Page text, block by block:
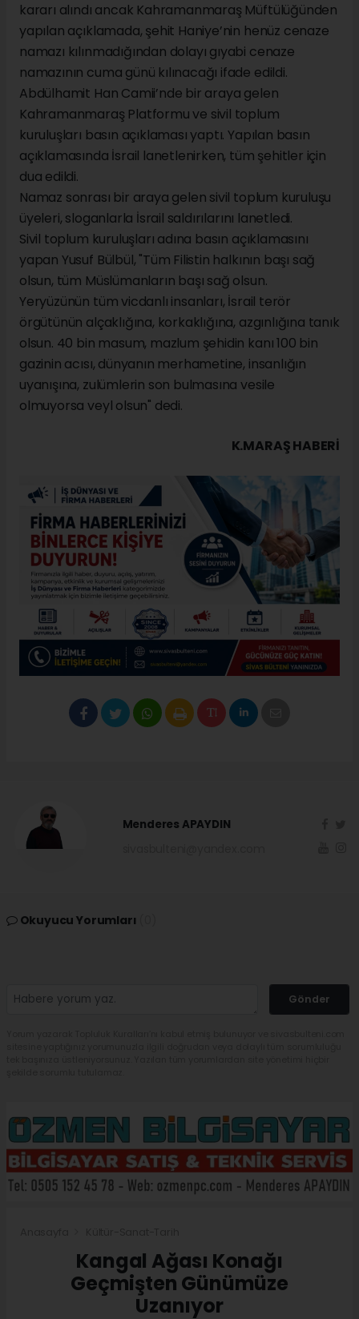
kararı alındı ancak Kahramanmaraş Müftülüğünden
yapılan açıklamada, şehit Haniye’nin henüz cenaze
namazı kılınmadığından dolayı gıyabi cenaze
namazının cuma günü kılınacağı ifade edildi.
Abdülhamit Han Camii’nde bir araya gelen
Kahramanmaraş Platformu ve sivil toplum
kuruluşları basın açıklaması yaptı. Yapılan basın
açıklamasında İsrail lanetlenirken, tüm şehitler için
dua edildi.
Namaz sonrası bir araya gelen sivil toplum kuruluşu
üyeleri, sloganlarla İsrail saldırılarını lanetledi.
Sivil toplum kuruluşları adına basın açıklamasını
yapan Yusuf Bülbül, "Tüm Filistin halkının başı sağ
olsun, tüm Müslümanların başı sağ olsun.
Yeryüzünün tüm vicdanlı insanları, İsrail terör
örgütünün alçaklığına, korkaklığına, azgınlığına tanık
olsun. 40 bin masum, mazlum şehidin kanı 100 bin
gazinin acısı, dünyanın merhametine, insanlığın
uyanışına, zulümlerin son bulmasına vesile
olmuyorsa veyl olsun" dedi.
K.MARAŞ HABERİ
Menderes APAYDIN
Okuyucu Yorumları
Gönder
Kangal Ağası Konağı
Geçmişten Günümüze
Uzanıyor